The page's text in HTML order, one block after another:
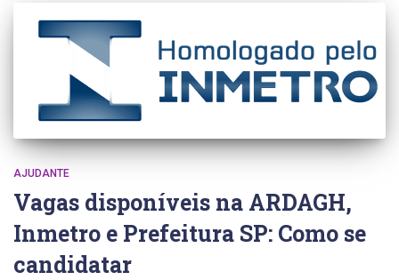
AJUDANTE
Vagas disponíveis na ARDAGH,
Inmetro e Prefeitura SP: Como se
candidatar